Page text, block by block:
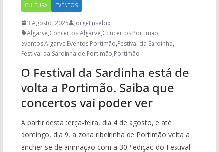
CULTURA EVENTOS
3 Agosto, 2026
JorgeEusebio
Algarve,Concertos Algarve,Concertos Portimão,
eventos Algarve,Eventos Portimão,Festival da Sardinha,
Festival da Sardinha de Portimão,Portimão
O Festival da Sardinha está de
volta a Portimão. Saiba que
concertos vai poder ver
A partir desta terça-feira, dia 4 de agosto, e até
domingo, dia 9, a zona ribeirinha de Portimão volta a
encher-se de animação com a 30.ª edição do Festival